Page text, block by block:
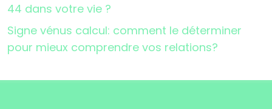
44 dans votre vie ?
Signe vénus calcul: comment le déterminer
pour mieux comprendre vos relations?